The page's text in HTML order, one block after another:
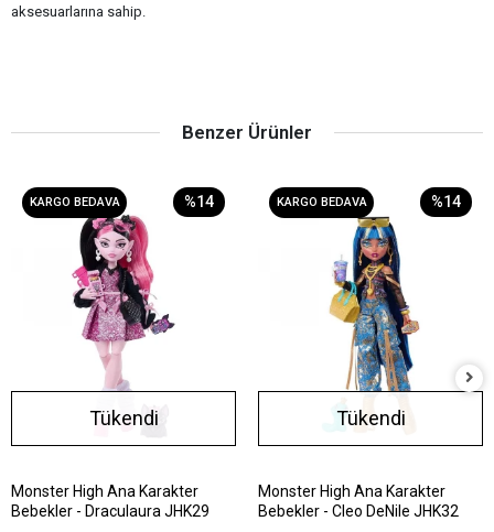
aksesuarlarına sahip.
Benzer Ürünler
KARGO BEDAVA %14
Tükendi
Monster High Ana Karakter
Bebekler - Draculaura JHK29
KARGO BEDAVA %14
Tükendi
Monster High Ana Karakter
Bebekler - Cleo DeNile JHK32